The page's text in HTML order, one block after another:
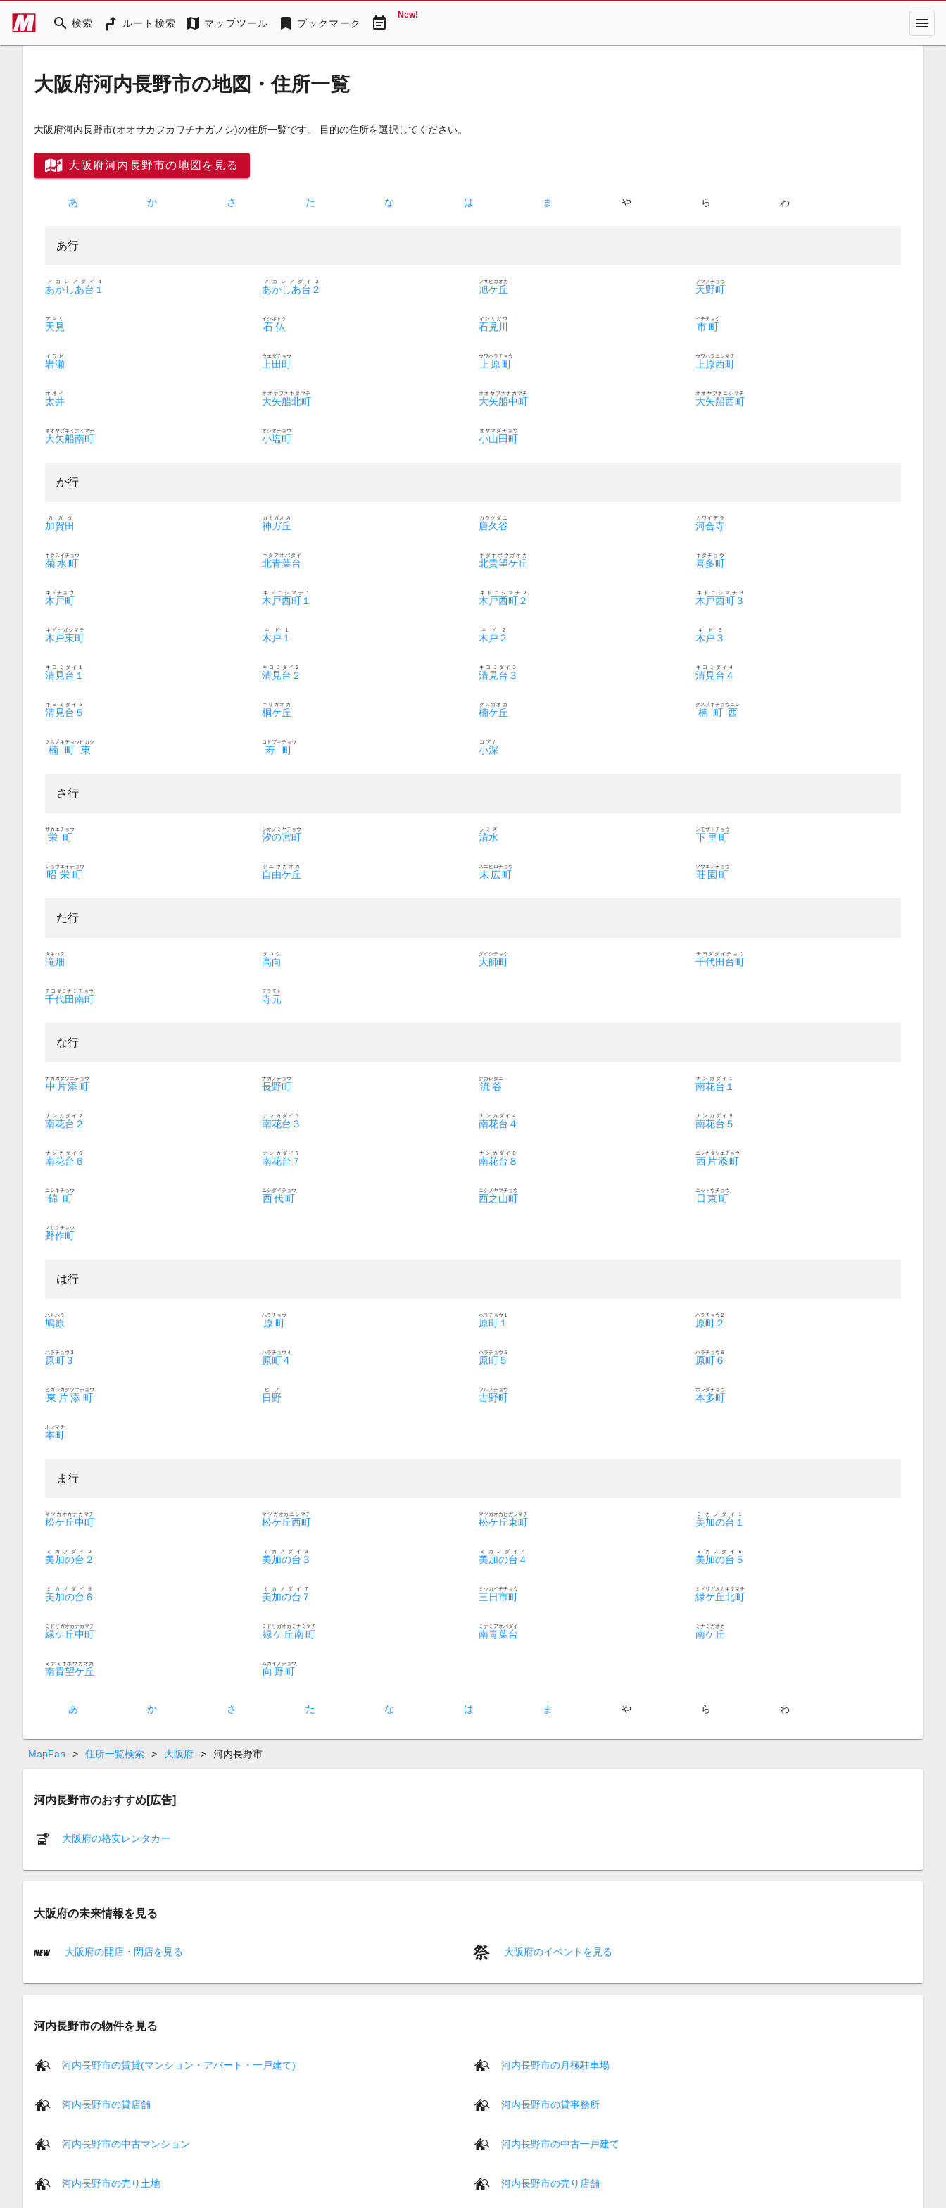
search 検索 ルート検索 map マップツール bookmark ブックマーク event_note New! menu
大阪府河内長野市の地図・住所一覧
大阪府河内長野市(オオサカフカワチナガノシ)の住所一覧です。 目的の住所を選択してください。
大阪府河内長野市の地図を見る
あ か さ た な は ま や ら わ
あ行
あかしあ台１
アカシアダイ１
あかしあ台２
アカシアダイ２
旭ケ丘
アサヒガオカ
天野町
アマノチョウ
天見
アマミ
石仏
イシボトケ
石見川
イシミガワ
市町
イチチョウ
岩瀬
イワゼ
上田町
ウエダチョウ
上原町
ウワハラチョウ
上原西町
ウワハラニシマチ
太井
オオイ
大矢船北町
オオヤブネキタマチ
大矢船中町
オオヤブネナカマチ
大矢船西町
オオヤブネニシマチ
大矢船南町
オオヤブネミナミマチ
小塩町
オシオチョウ
小山田町
オヤマダチョウ
か行
加賀田
カガタ
神ガ丘
カミガオカ
唐久谷
カラクダニ
河合寺
カワイデラ
菊水町
キクスイチョウ
北青葉台
キタアオバダイ
北貴望ケ丘
キタキボウガオカ
喜多町
キタチョウ
木戸町
キドチョウ
木戸西町１
キドニシマチ１
木戸西町２
キドニシマチ２
木戸西町３
キドニシマチ３
木戸東町
キドヒガシマチ
木戸１
キド１
木戸２
キド２
木戸３
キド３
清見台１
キヨミダイ１
清見台２
キヨミダイ２
清見台３
キヨミダイ３
清見台４
キヨミダイ４
清見台５
キヨミダイ５
桐ケ丘
キリガオカ
楠ケ丘
クスガオカ
楠町西
クスノキチョウニシ
楠町東
クスノキチョウヒガシ
寿町
コトブキチョウ
小深
コブカ
さ行
栄町
サカエチョウ
汐の宮町
シオノミヤチョウ
清水
シミズ
下里町
シモザトチョウ
昭栄町
ショウエイチョウ
自由ケ丘
ジユウガオカ
末広町
スエヒロチョウ
荘園町
ソウエンチョウ
た行
滝畑
タキハタ
高向
タコウ
大師町
ダイシチョウ
千代田台町
チヨダダイチョウ
千代田南町
チヨダミナミチョウ
寺元
テラモト
な行
中片添町
ナカカタソエチョウ
長野町
ナガノチョウ
流谷
ナガレダニ
南花台１
ナンカダイ１
南花台２
ナンカダイ２
南花台３
ナンカダイ３
南花台４
ナンカダイ４
南花台５
ナンカダイ５
南花台６
ナンカダイ６
南花台７
ナンカダイ７
南花台８
ナンカダイ８
西片添町
ニシカタソエチョウ
錦町
ニシキチョウ
西代町
ニシダイチョウ
西之山町
ニシノヤマチョウ
日東町
ニットウチョウ
野作町
ノサクチョウ
は行
鳩原
ハトハラ
原町
ハラチョウ
原町１
ハラチョウ１
原町２
ハラチョウ２
原町３
ハラチョウ３
原町４
ハラチョウ４
原町５
ハラチョウ５
原町６
ハラチョウ６
東片添町
ヒガシカタソエチョウ
日野
ヒノ
古野町
フルノチョウ
本多町
ホンダチョウ
本町
ホンマチ
ま行
松ケ丘中町
マツガオカナカマチ
松ケ丘西町
マツガオカニシマチ
松ケ丘東町
マツガオカヒガシマチ
美加の台１
ミカノダイ１
美加の台２
ミカノダイ２
美加の台３
ミカノダイ３
美加の台４
ミカノダイ４
美加の台５
ミカノダイ５
美加の台６
ミカノダイ６
美加の台７
ミカノダイ７
三日市町
ミッカイチチョウ
緑ケ丘北町
ミドリガオカキタマチ
緑ケ丘中町
ミドリガオカナカマチ
緑ケ丘南町
ミドリガオカミナミマチ
南青葉台
ミナミアオバダイ
南ケ丘
ミナミガオカ
南貴望ケ丘
ミナミキボウガオカ
向野町
ムカイノチョウ
あ か さ た な は ま や ら わ
MapFan > 住所一覧検索 > 大阪府 > 河内長野市
河内長野市のおすすめ[広告]
大阪府の格安レンタカー
大阪府の未来情報を見る
大阪府の開店・閉店を見る 大阪府のイベントを見る
河内長野市の物件を見る
河内長野市の賃貸(マンション・アパート・一戸建て) 河内長野市の月極駐車場
河内長野市の貸店舗 河内長野市の貸事務所
河内長野市の中古マンション 河内長野市の中古一戸建て
河内長野市の売り土地 河内長野市の売り店舗